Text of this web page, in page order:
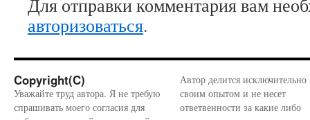
Для отправки комментария вам
авторизоваться.
Copyright(C)
Уважайте труд автора. Я не требую
спрашивать моего согласия для
Автор делится исключительно
своим опытом и не несет
ответвенности за какие либо